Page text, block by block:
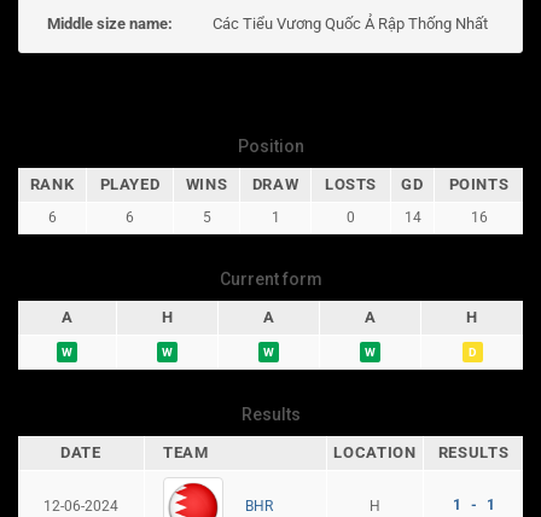
Middle size name:
Các Tiểu Vương Quốc Ả Rập Thống Nhất
Position
RANK PLAYED WINS DRAW LOSTS GD POINTS
6 6 5 1 0 14 16
Current form
A H A A H
W W W W D
Results
DATE TEAM LOCATION RESULTS
12-06-2024 BHR H 1 - 1